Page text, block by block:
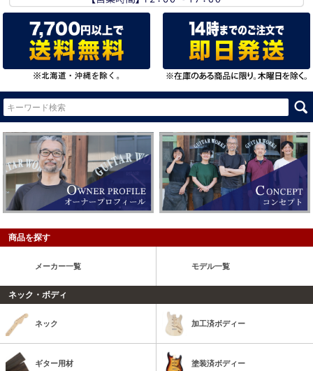
商品を探す
メーカー一覧 モデル一覧
ネック・ボディ
ネック 加工済ボディー
ギター用材 塗装済ボディー